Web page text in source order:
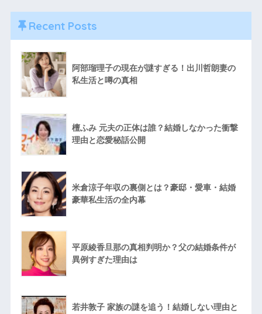
Recent Posts
阿部瑠理子の現在が謎すぎる！出川哲朗妻の
私生活と噂の真相
檀ふみ 元夫の正体は誰？結婚しなかった衝撃
理由と恋愛秘話公開
米倉涼子年収の裏側とは？豪邸・愛車・結婚
豪華私生活の全内幕
平原綾香旦那の真相判明か？父の結婚条件が
異例すぎた理由は
若井敦子 家族の謎を追う！結婚しない理由と